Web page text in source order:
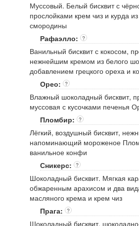
Муссовый. Белый бисквит с
прослойками крем чиз и курда
смородины
Рафаэлло:
?
Ванильный бисквит с кокосом,
нежнейшим кремом из белого
добавлением грецкого ореха и
Орео:
?
Влажный шоколадный бисквит,
муссовая с кусочками печенья
Пломбир:
?
Лёгкий, воздушный бисквит,
напоминающий мороженое
ванильное конфи
Сникерс:
?
Шоколадный бисквит. Мягкая
обжаренным арахисом и два
масляного крема и крем чиз
Прага:
?
Шоколадный бисквит,